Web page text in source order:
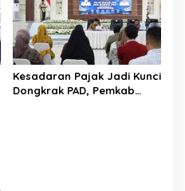
Kesadaran Pajak Jadi Kunci
Dongkrak PAD, Pemkab